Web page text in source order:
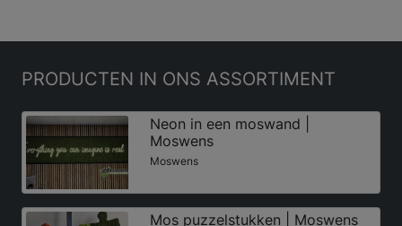
PRODUCTEN IN ONS ASSORTIMENT
Neon in een moswand |
Moswens
Moswens
Mos puzzelstukken | Moswens